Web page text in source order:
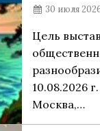
30 июля
Цель
10.08.2026
Москва,…